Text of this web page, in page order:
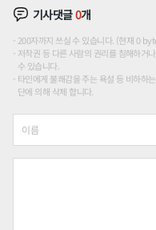
기사댓글0개
200자까지 쓰실 수 있습니다. (현재 0
저작권 등 다른 사람의 권리를 침해하거
수 있습니다.
타인에게 불쾌감을 주는 욕설 등 비하하
단에 의해 삭제 합니다.